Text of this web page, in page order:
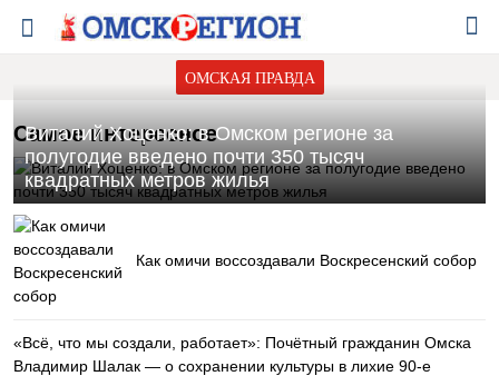
ОМСКАЯ ПРАВДА
Самое интересное
Виталий Хоценко: в Омском регионе за
полугодие введено почти 350 тысяч
квадратных метров жилья
Как омичи воссоздавали Воскресенский собор
«Всё, что мы создали, работает»: Почётный гражданин Омска
Владимир Шалак — о сохранении культуры в лихие 90-е